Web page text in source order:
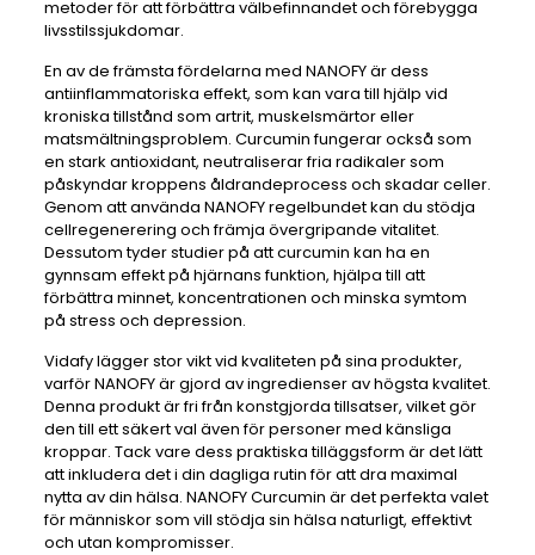
metoder för att förbättra välbefinnandet och förebygga
livsstilssjukdomar.
En av de främsta fördelarna med NANOFY är dess
antiinflammatoriska effekt, som kan vara till hjälp vid
kroniska tillstånd som artrit, muskelsmärtor eller
matsmältningsproblem. Curcumin fungerar också som
en stark antioxidant, neutraliserar fria radikaler som
påskyndar kroppens åldrandeprocess och skadar celler.
Genom att använda NANOFY regelbundet kan du stödja
cellregenerering och främja övergripande vitalitet.
Dessutom tyder studier på att curcumin kan ha en
gynnsam effekt på hjärnans funktion, hjälpa till att
förbättra minnet, koncentrationen och minska symtom
på stress och depression.
Vidafy lägger stor vikt vid kvaliteten på sina produkter,
varför NANOFY är gjord av ingredienser av högsta kvalitet.
Denna produkt är fri från konstgjorda tillsatser, vilket gör
den till ett säkert val även för personer med känsliga
kroppar. Tack vare dess praktiska tilläggsform är det lätt
att inkludera det i din dagliga rutin för att dra maximal
nytta av din hälsa. NANOFY Curcumin är det perfekta valet
för människor som vill stödja sin hälsa naturligt, effektivt
och utan kompromisser.